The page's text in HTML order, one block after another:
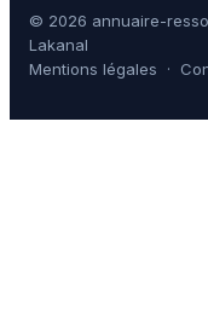
© 2026 annuaire-
Lakanal
Mentions légales ·